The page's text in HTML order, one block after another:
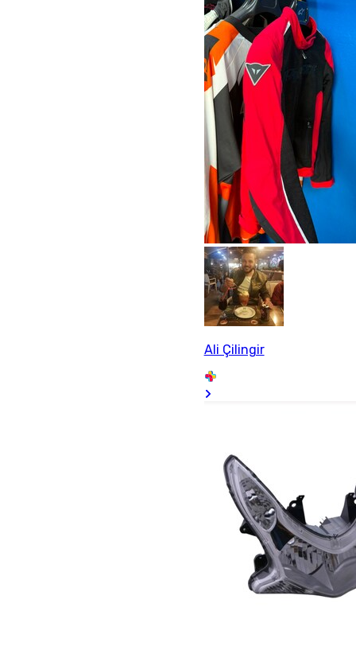
Ali Çilingir